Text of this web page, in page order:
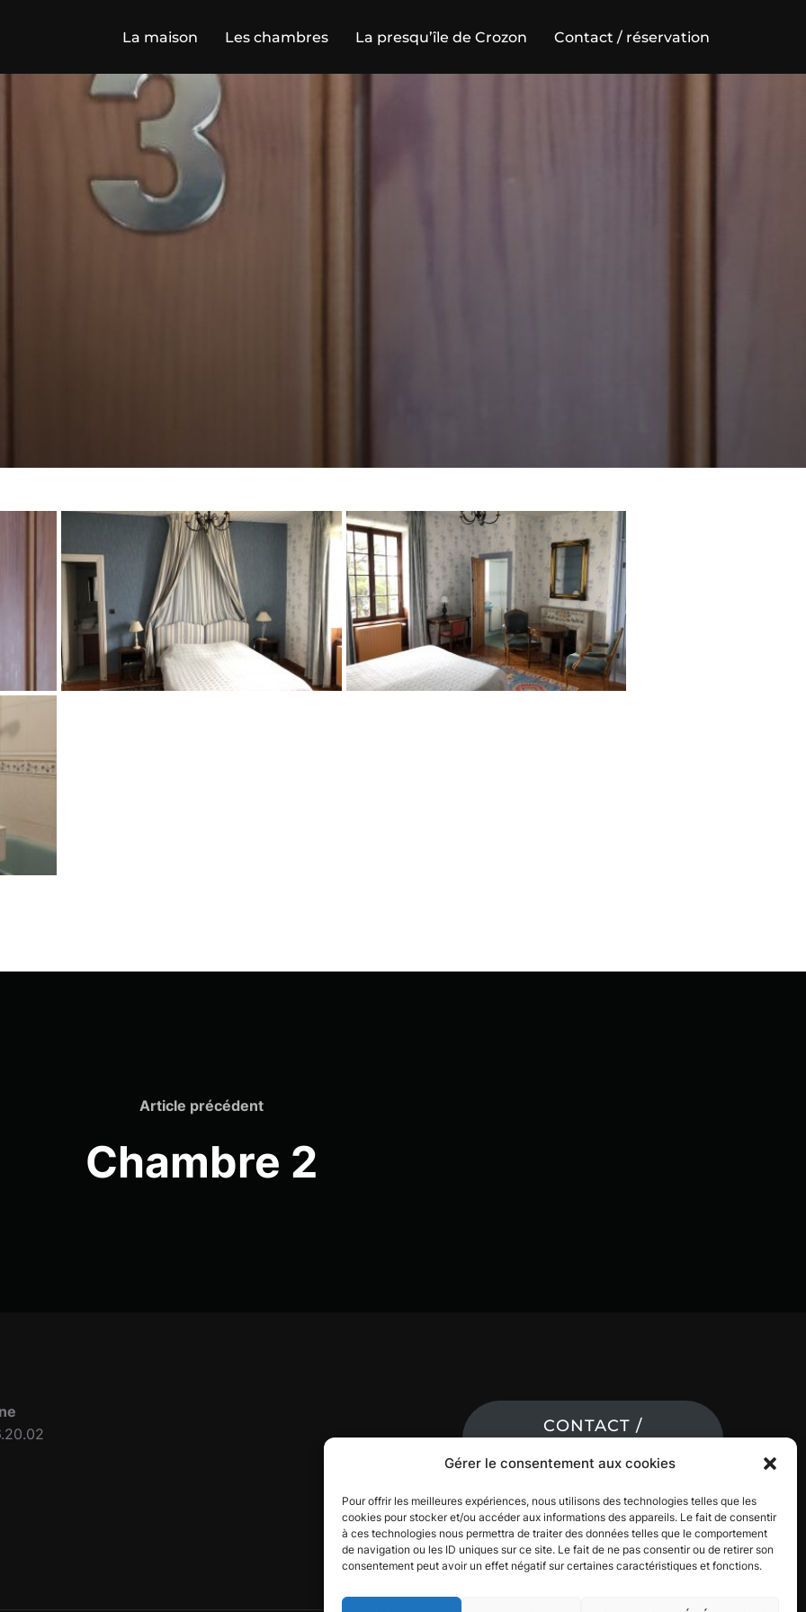
Gérer le consentement aux cookies
Pour offrir les meilleures expériences, nous utilisons des technologies telles que les
cookies pour stocker et/ou accéder aux informations des appareils. Le fait de consentir
à ces technologies nous permettra de traiter des données telles que le comportement
de navigation ou les ID uniques sur ce site. Le fait de ne pas consentir ou de retirer son
consentement peut avoir un effet négatif sur certaines caractéristiques et fonctions.
La maison Les chambres La presqu’île de Crozon Contact / réservation
Article
Article précédent
Chambre 2
CONTACT /